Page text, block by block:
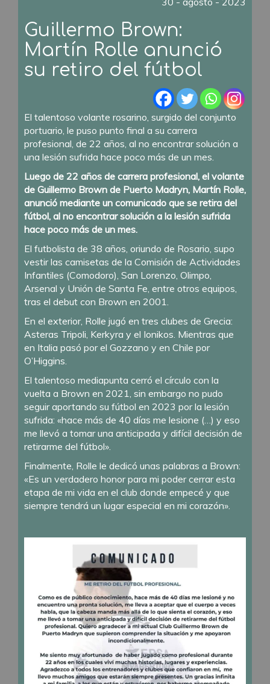
Guillermo Brown:
Martín Rolle anunció
su retiro del fútbol
El talentoso volante rosarino, surgido del conjunto
portuario, le puso punto final a su carrera
profesional, de 22 años, al no encontrar solución a
una lesión sufrida hace poco más de un mes.
Luego de 22 años de carrera profesional, el volante
de Guillermo Brown de Puerto Madryn, Martín Rolle,
anunció mediante un comunicado que se retira del
fútbol, al no encontrar solución a la lesión sufrida
hace poco más de un mes.
El futbolista de 38 años, oriundo de Rosario, supo
vestir las camisetas de la Comisión de Actividades
Infantiles (Comodoro), San Lorenzo, Olimpo,
Arsenal y Unión de Santa Fe, entre otros equipos,
tras el debut con Brown en 2001.
En el exterior, Rolle jugó en tres clubes de Grecia:
Asteras Tripoli, Kerkyra y el Ionikos. Mientras que
en Italia pasó por el Gozzano y en Chile por
O’Higgins.
El talentoso mediapunta cerró el círculo con la
vuelta a Brown en 2021, sin embargo no pudo
seguir aportando su fútbol en 2023 por la lesión
sufrida: «hace más de 40 días me lesione (…) y eso
me llevó a tomar una anticipada y difícil decisión de
retirarme del fútbol».
Finalmente, Rolle le dedicó unas palabras a Brown:
«Es un verdadero honor para mi poder cerrar esta
etapa de mi vida en el club donde empecé y que
siempre tendrá un lugar especial en mi corazón».